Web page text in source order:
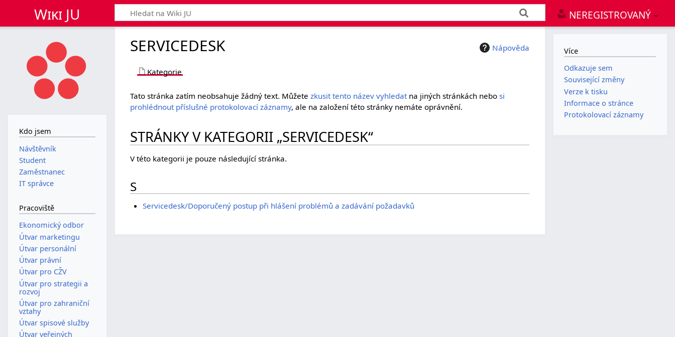
NEREGISTROVANÝ
Wiki JU
Nápověda
SERVICEDESK
Kategorie
Tato stránka zatím neobsahuje žádný text. Můžetezkusit tento název vyhledatna jiných stránkách nebosi
prohlédnout příslušné protokolovací záznamy, ale na založení této stránky nemáte oprávnění.
STRÁNKY V KATEGORII „SERVICEDESK“
V této kategorii je pouze následující stránka.
S
Servicedesk/Doporučený postup při hlášení problémů a zadávání požadavků
Kdo jsem
Návštěvník
Student
Zaměstnanec
IT správce
Pracoviště
Ekonomický odbor
Útvar marketingu
Útvar personální
Útvar právní
Útvar pro CŽV
Útvar pro strategii a
rozvoj
Útvar pro zahraniční
vztahy
Útvar spisové služby
Útvar veřejných
Více
Odkazuje sem
Související změny
Verze k tisku
Informace o stránce
Protokolovací záznamy